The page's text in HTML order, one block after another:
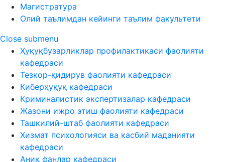
Магистратура
Олий таълимдан кейинги таълим факультети
Close submenu
Ҳуқуқбузарликлар профилактикаси фаолияти
кафедраси
Тезкор-қидирув фаолияти кафедраси
Киберҳуқуқ кафедраси
Криминалистик экспертизалар кафедраси
Жазони ижро этиш фаолияти кафедраси
Ташкилий-штаб фаолияти кафедраси
Хизмат психологияси ва касбий маданияти
кафедраси
Аниқ фанлар кафедраси